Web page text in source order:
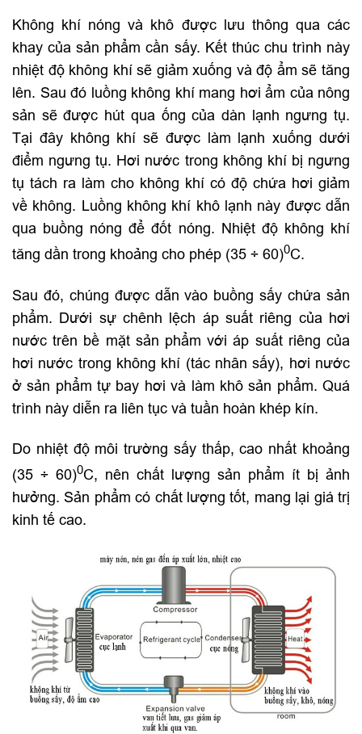
Không khí nóng và khô được lưu thông qua các
khay của sản phẩm cần sấy. Kết thúc chu trình này
nhiệt độ không khí sẽ giảm xuống và độ ẩm sẽ tăng
lên. Sau đó luồng không khí mang hơi ẩm của nông
sản sẽ được hút qua ống của dàn lạnh ngưng tụ.
Tại đây không khí sẽ được làm lạnh xuống dưới
điểm ngưng tụ. Hơi nước trong không khí bị ngưng
tụ tách ra làm cho không khí có độ chứa hơi giảm
về không. Luồng không khí khô lạnh này được dẫn
qua buồng nóng để đốt nóng. Nhiệt độ không khí
tăng dần trong khoảng cho phép (35 ÷ 60)0C.
Sau đó, chúng được dẫn vào buồng sấy chứa sản
phẩm. Dưới sự chênh lệch áp suất riêng của hơi
nước trên bề mặt sản phẩm với áp suất riêng của
hơi nước trong không khí (tác nhân sấy), hơi nước
ở sản phẩm tự bay hơi và làm khô sản phẩm. Quá
trình này diễn ra liên tục và tuần hoàn khép kín.
Do nhiệt độ môi trường sấy thấp, cao nhất khoảng
(35 ÷ 60)0C, nên chất lượng sản phẩm ít bị ảnh
hưởng. Sản phẩm có chất lượng tốt, mang lại giá trị
kinh tế cao.